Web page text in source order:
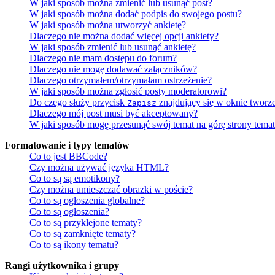
W jaki sposób można zmienić lub usunąć post?
W jaki sposób można dodać podpis do swojego postu?
W jaki sposób można utworzyć ankietę?
Dlaczego nie można dodać więcej opcji ankiety?
W jaki sposób zmienić lub usunąć ankietę?
Dlaczego nie mam dostępu do forum?
Dlaczego nie mogę dodawać załączników?
Dlaczego otrzymałem/otrzymałam ostrzeżenie?
W jaki sposób można zgłosić posty moderatorowi?
Do czego służy przycisk Zapisz znajdujący się w oknie
Dlaczego mój post musi być akceptowany?
W jaki sposób mogę przesunąć swój temat na górę strony
Formatowanie i typy tematów
Co to jest BBCode?
Czy można używać języka HTML?
Co to są są emotikony?
Czy można umieszczać obrazki w poście?
Co to są ogłoszenia globalne?
Co to są ogłoszenia?
Co to są przyklejone tematy?
Co to są zamknięte tematy?
Co to są ikony tematu?
Rangi użytkownika i grupy